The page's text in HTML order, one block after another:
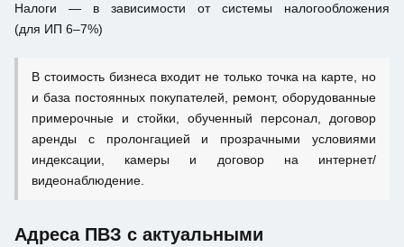
Налоги — в зависимости от системы налогообложения
(для ИП 6–7%)
В стоимость бизнеса входит не только точка на карте, но
и база постоянных покупателей, ремонт, оборудованные
примерочные и стойки, обученный персонал, договор
аренды с пролонгацией и прозрачными условиями
индексации, камеры и договор на интернет/
видеонаблюдение.
Адреса ПВЗ с актуальными